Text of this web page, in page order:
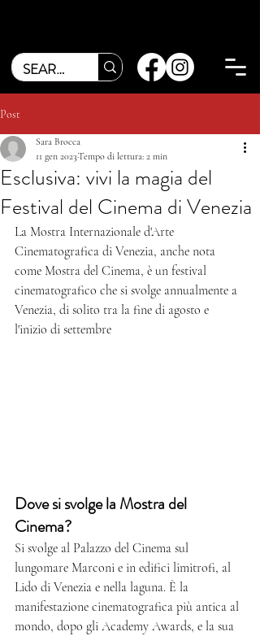
Post
Esclusiva: vivi la magia del
Festival del Cinema di Venezia
Sara Brocca
11 gen 2023Tempo di lettura: 2 min
La Mostra Internazionale d'Arte
Cinematografica di Venezia, anche nota
come Mostra del Cinema, è un festival
cinematografico che si svolge annualmente a
Venezia, di solito tra la fine di agosto e
l'inizio di settembre
Dove si svolge la Mostra del
Cinema?
Si svolge al Palazzo del Cinema sul
lungomare Marconi e in edifici limitrofi, al
Lido di Venezia e nella laguna. È la
manifestazione cinematografica più antica al
mondo, dopo gli Academy Awards, e la sua